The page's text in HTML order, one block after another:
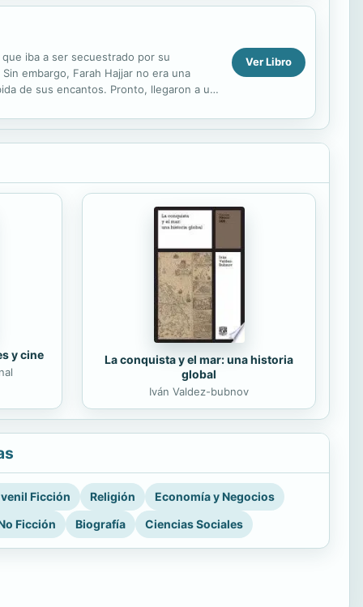
iba a ser secuestrado por su
embargo, Farah Hajjar no era una
de sus encantos. Pronto, llegaron a un
Ver Libro
y cine
La conquista y el mar: una historia
global
Iván Valdez-bubnov
Ficción Religión
Economía y Negocios
Ficción
Biografía Ciencias Sociales